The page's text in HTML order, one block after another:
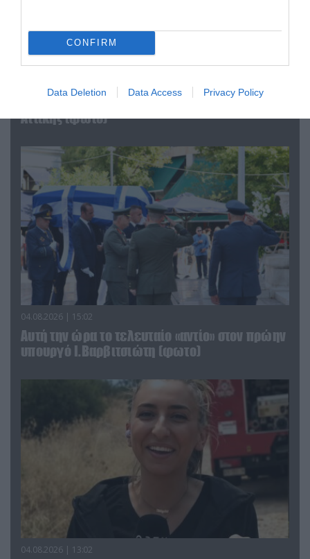
CONFIRM
Data Deletion Data Access Privacy Policy
06.08.2026 | 09:03
«Οι εντελώς αθώοι»: Η ανάρτηση του Αρκά για
τα ζώα που χάθηκαν στις πυρκαγιές της
Αττικής (φωτο)
04.08.2026 | 15:02
Αυτή την ώρα το τελευταίο «αντίο» στον πρώην
υπουργό Ι.Βαρβιτσιώτη (φωτο)
04.08.2026 | 13:02